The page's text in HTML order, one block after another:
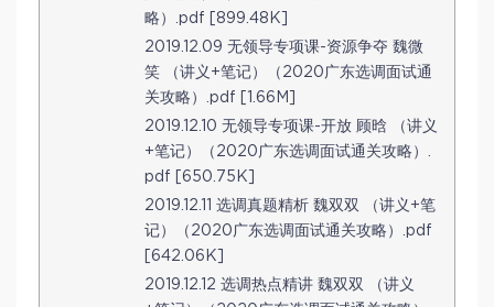
略）.pdf [899.48K]
2019.12.09 无领导专项课-资源争夺 魏微
笑 （讲义+笔记）（2020广东选调面试通
关攻略）.pdf [1.66M]
2019.12.10 无领导专项课-开放 顾晗 （讲义
+笔记）（2020广东选调面试通关攻略）.
pdf [650.75K]
2019.12.11 选调真题精析 魏双双 （讲义+笔
记）（2020广东选调面试通关攻略）.pdf
[642.06K]
2019.12.12 选调热点精讲 魏双双 （讲义